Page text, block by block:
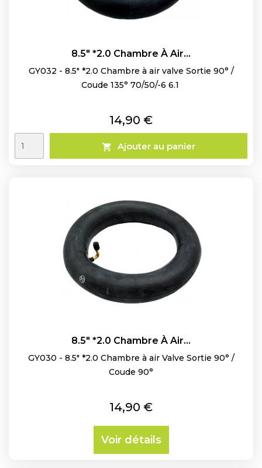
8.5" *2.0 Chambre À Air...
GY032 - 8.5" *2.0 Chambre à air valve Sortie 90° /
Coude 135° 70/50/-6 6.1
Prix
14,90 €
 Ajouter au panier
8.5" *2.0 Chambre À Air...
GY030 - 8.5" *2.0 Chambre à air Valve Sortie 90° /
Coude 90°
Prix
14,90 €
Voir détails